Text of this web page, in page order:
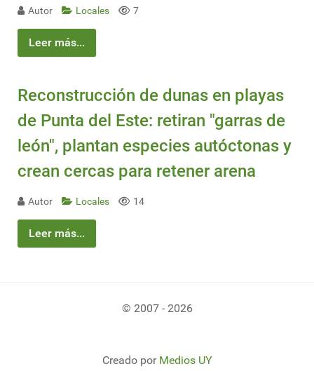
Autor Locales 7
Leer más...
Reconstrucción de dunas en playas
de Punta del Este: retiran "garras de
león", plantan especies autóctonas y
crean cercas para retener arena
Autor Locales 14
Leer más...
© 2007 - 2026
Creado por Medios UY